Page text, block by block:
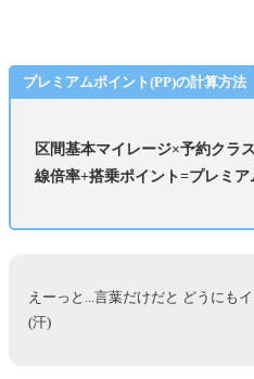
プレミアムポイント(PP)の計算方法
区間基本マイレージ×予約クラ
線倍率+搭乗ポイント=プレミ
えーっと...言葉だけだと どうにも
(汗)